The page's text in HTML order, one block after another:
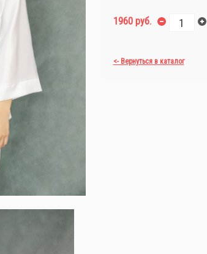
1960 руб.
<- Вернуться в каталог